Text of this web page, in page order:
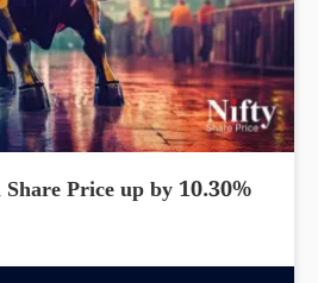
Price up by 10.30%